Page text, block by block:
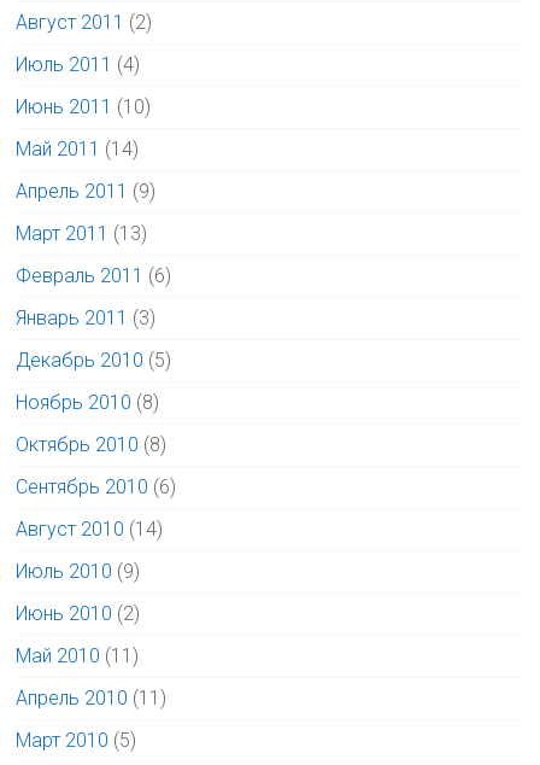
Август 2011 (2)
Июль 2011 (4)
Июнь 2011 (10)
Май 2011 (14)
Апрель 2011 (9)
Март 2011 (13)
Февраль 2011 (6)
Январь 2011 (3)
Декабрь 2010 (5)
Ноябрь 2010 (8)
Октябрь 2010 (8)
Сентябрь 2010 (6)
Август 2010 (14)
Июль 2010 (9)
Июнь 2010 (2)
Май 2010 (11)
Апрель 2010 (11)
Март 2010 (5)